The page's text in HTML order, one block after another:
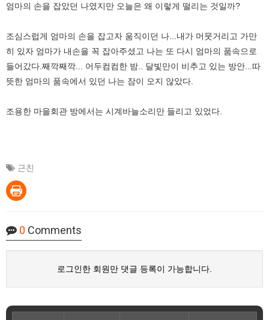
엄마의 손을 잡았던 나였지만 오늘은 왜 이렇게 떨리는 것일까?
조심스럽게 엄마의 손을 잡고자 움직이던 나...내가 머뭇거리고 가만
히 있자 엄마가 내손을 꼭 잡아주셨고 나는 또 다시 엄마의 품속으로
들어갔다.째깍째깍... 어두컴컴한 밤.. 달빛만이 비추고 있는 방안...따
뜻한 엄마의 품속에서 있던 나는 잠이 오지 않았다.
조용한 마을회관 방에서는 시계바늘소리만 들리고 있었다.
근친
0 Comments
로그인한 회원만 댓글 등록이 가능합니다.